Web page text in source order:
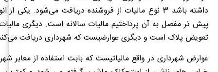
داشته باشد 3 نوع مالیات از فروشنده دریافت می‌شود. یکی
پیش تر مفصل به آن پرداختیم مالیات سالانه است. دیگری
تعویض پلاک است و دیگری عوارضیست که شهرداری دریافت
عوارض شهرداری در واقع مالیاتیست که بابت استفاده از معابر